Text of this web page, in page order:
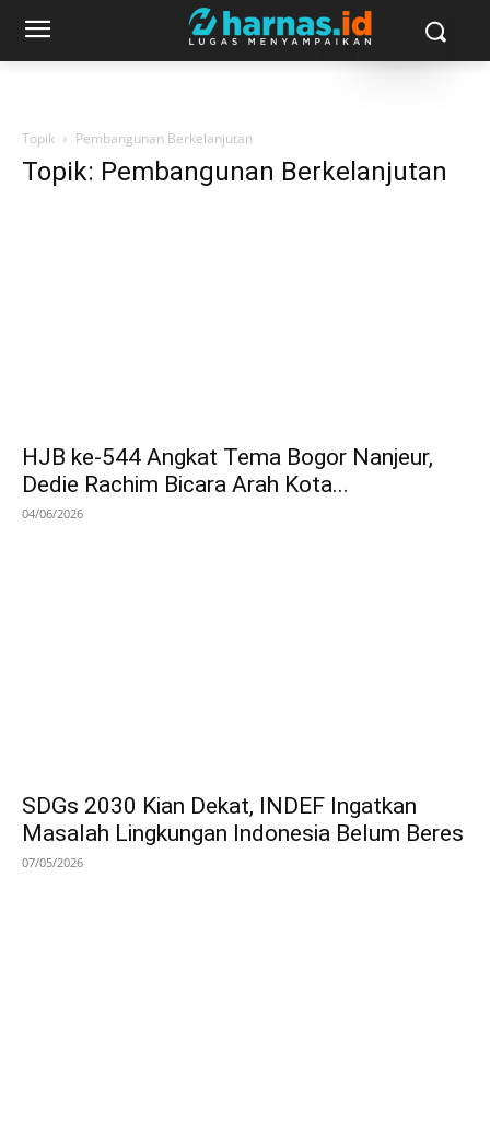
Topik Pembangunan Berkelanjutan
Topik: Pembangunan Berkelanjutan
HJB ke-544 Angkat Tema Bogor Nanjeur,
Dedie Rachim Bicara Arah Kota...
04/06/2026
SDGs 2030 Kian Dekat, INDEF Ingatkan
Masalah Lingkungan Indonesia Belum Beres
07/05/2026